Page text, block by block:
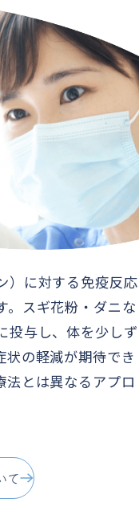
）に対する免疫反応
。スギ花粉・ダニな
投与し、体を少しず
状の軽減が期待でき
法とは異なるアプロ
て